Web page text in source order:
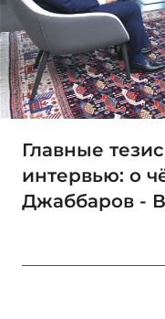
Главные
интервью: о
Джаббаров -